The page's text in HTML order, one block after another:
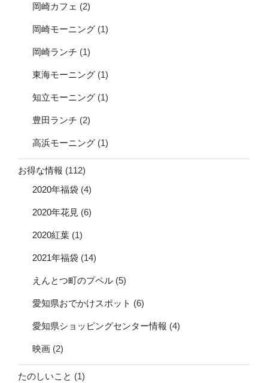
岡崎カフェ (2)
岡崎モーニング (1)
岡崎ランチ (1)
東海モーニング (1)
知立モーニング (1)
豊田ランチ (2)
高浜モーニング (1)
お得な情報 (112)
2020年福袋 (4)
2020年花見 (6)
2020紅葉 (1)
2021年福袋 (14)
えんとつ町のプペル (5)
愛知県おでかけスポット (6)
愛知県ショッピングセンター情報 (4)
映画 (2)
たのしいこと (1)